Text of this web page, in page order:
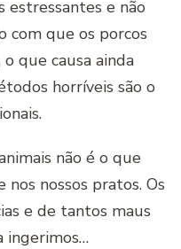
estressantes e não
com que os porcos
que causa ainda
horríveis são o
não é o que
nos nossos pratos. Os
e de tantos maus
ingerimos…